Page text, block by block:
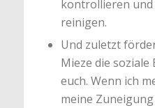
kontrollieren und
reinigen.
Und zuletzt
Mieze die soziale
euch. Wenn ich
meine